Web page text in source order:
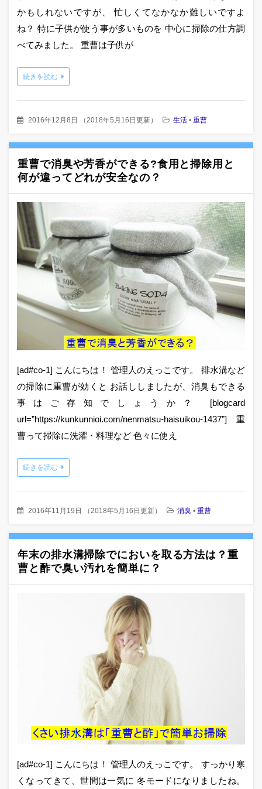
かもしれないですが、 忙しくてなかなか難しいですよ
ね？ 特に子供が使う事が多いものを 中心に掃除の仕方調
べてみました。 重曹は子供が
続きを読む
2016年12月8日 （ 2018年5月16日更新） 生活 • 重曹
重曹で消臭や芳香ができる?食用と掃除用と
何が違ってどれが安全なの？
[ad#co-1] こんにちは！ 管理人のえっこです。 排水溝など
の掃除に重曹が効くと お話ししましたが、消臭もできる
事はご存知でしょうか？ [blogcard
url=”https://kunkunnioi.com/nenmatsu-haisuikou-1437”] 重
曹って掃除に洗濯・料理など 色々に使え
続きを読む
2016年11月19日 （2018年5月16日更新） 消臭 • 重曹
年末の排水溝掃除でにおいを取る方法は？重
曹と酢で臭い汚れを簡単に？
[ad#co-1] こんにちは！ 管理人のえっこです。 すっかり寒
くなってきて、世間は一気に 冬モードになりましたね。